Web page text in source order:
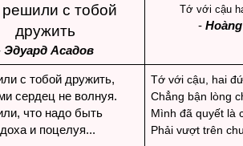
с тобой
дружить
Эдуард Асадов
Tớ với cậu
-
с тобой дружить,
сердец не волнуя.
что надо быть
и поцелуя...
Tớ với cậu, hai
Chẳng bận lòng
Mình đã quyết là
Phải vượt trên